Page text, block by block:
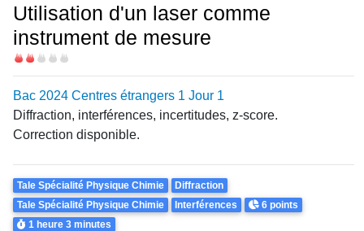
Utilisation d'un laser comme
instrument de mesure
Difficulté
Bac 2024 Centres étrangers 1 Jour 1
Diffraction, interférences, incertitudes, z-score.
Correction disponible.
Theme
Tale Spécialité Physique Chimie
Diffraction
Tale Spécialité Physique Chimie
Interférences Points
6 points
Durée
1 heure 3 minutes